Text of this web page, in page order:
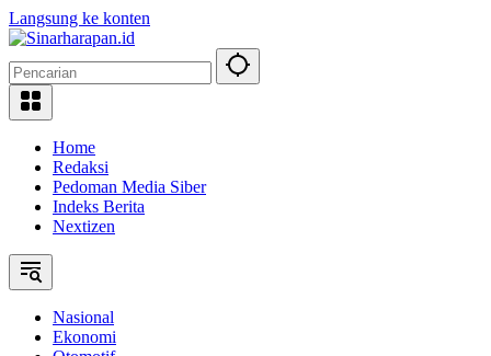
Langsung ke konten
Home
Redaksi
Pedoman Media Siber
Indeks Berita
Nextizen
Nasional
Ekonomi